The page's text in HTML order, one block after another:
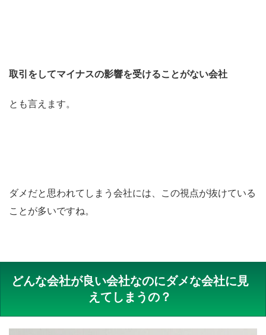
取引をしてマイナスの影響を受けることがない会社
とも言えます。
ダメだと思われてしまう会社には、この視点が抜けている
ことが多いですね。
どんな会社が良い会社なのにダメな会社に見
えてしまうの？